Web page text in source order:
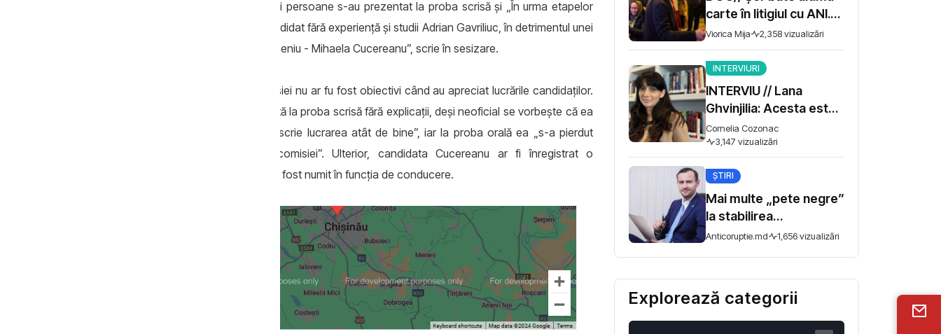
patru candidați. Dintre aceștia, doar trei persoane s-au prezentat la proba scrisă și „În urma etapelor
concursului, a fost ales în funcție un candidat fără experiență și studii Adrian Gavriliuc, în detrimentul unei
candidaturi cu studii și experiență în domeniu - Mihaela Cucereanu”, scrie în sesizare.
Potrivit autorului sesizării, membrii comisiei nu ar fu fost obiectivi când au apreciat lucrările candidaților.
„Candidata Cucereanu a fost depunctată la proba scrisă fără explicații, deși neoficial se vorbește că ea
ar fi trișat, căci nu ar fi fost posibil să scrie lucrarea atât de bine”, iar la proba orală ea „s-a pierdut
răspunzând la întrebările membrilor comisiei”. Ulterior, candidata Cucereanu ar fi înregistrat o
contestație, însă candidatul câștigător a fost numit în funcția de conducere.
carte în litigiul cu ANI.
Miza - 10 milioane de lei
Viorica Mija 2,358 vizualizări
INTERVIURI
INTERVIU // Lana
Ghvinjilia: Acesta este
și războiul nostru. Fără
victoria Ucrainei,
Georgia nu se poate
salva
Cornelia Cozonac
3,147 vizualizări
ȘTIRI
Mai multe „pete negre”
la stabilirea
remunerației în
Anticoruptie.md 1,656 vizualizări
Explorează categorii